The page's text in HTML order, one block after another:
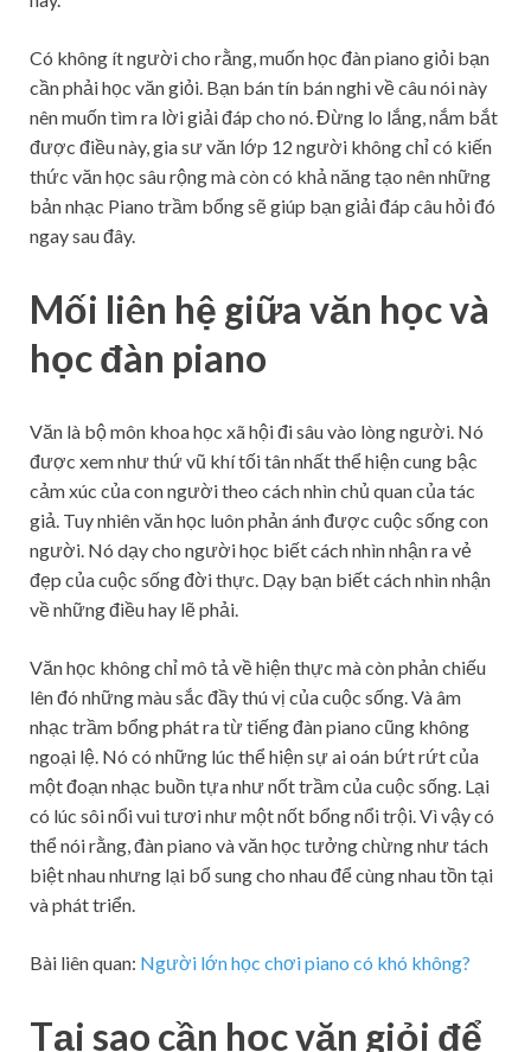
Có không ít người cho rằng, muốn học đàn piano giỏi bạn
cần phải học văn giỏi. Bạn bán tín bán nghi về câu nói này
nên muốn tìm ra lời giải đáp cho nó. Đừng lo lắng, nắm bắt
được điều này, gia sư văn lớp 12 người không chỉ có kiến
thức văn học sâu rộng mà còn có khả năng tạo nên những
bản nhạc Piano trầm bổng sẽ giúp bạn giải đáp câu hỏi đó
ngay sau đây.
Mối liên hệ giữa văn học và
học đàn piano
Văn là bộ môn khoa học xã hội đi sâu vào lòng người. Nó
được xem như thứ vũ khí tối tân nhất thể hiện cung bậc
cảm xúc của con người theo cách nhìn chủ quan của tác
giả. Tuy nhiên văn học luôn phản ánh được cuộc sống con
người. Nó dạy cho người học biết cách nhìn nhận ra vẻ
đẹp của cuộc sống đời thực. Dạy bạn biết cách nhìn nhận
về những điều hay lẽ phải.
Văn học không chỉ mô tả về hiện thực mà còn phản chiếu
lên đó những màu sắc đầy thú vị của cuộc sống. Và âm
nhạc trầm bổng phát ra từ tiếng đàn piano cũng không
ngoại lệ. Nó có những lúc thể hiện sự ai oán bứt rứt của
một đoạn nhạc buồn tựa như nốt trầm của cuộc sống. Lại
có lúc sôi nổi vui tươi như một nốt bổng nổi trội. Vì vậy có
thể nói rằng, đàn piano và văn học tưởng chừng như tách
biệt nhau nhưng lại bổ sung cho nhau để cùng nhau tồn tại
và phát triển.
Bài liên quan: Người lớn học chơi piano có khó không?
Tại sao cần học văn giỏi để